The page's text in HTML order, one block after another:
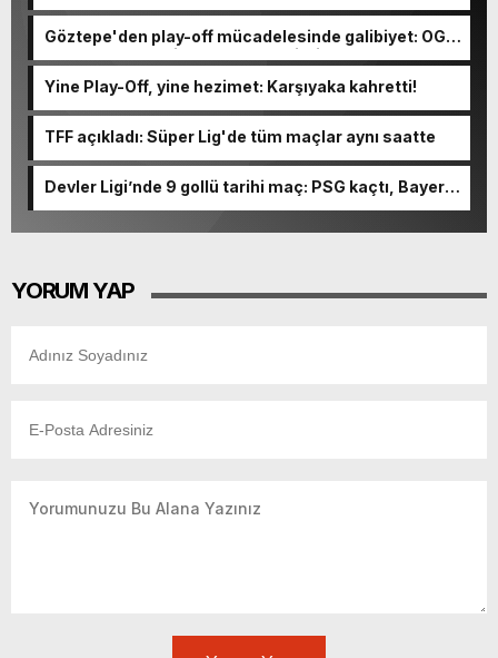
Göztepe'den play-off mücadelesinde galibiyet: OGM
Ormanspor'u evinde 90-92 devirdi
Yine Play-Off, yine hezimet: Karşıyaka kahretti!
TFF açıkladı: Süper Lig'de tüm maçlar aynı saatte
Devler Ligi’nde 9 gollü tarihi maç: PSG kaçtı, Bayern
YORUM YAP